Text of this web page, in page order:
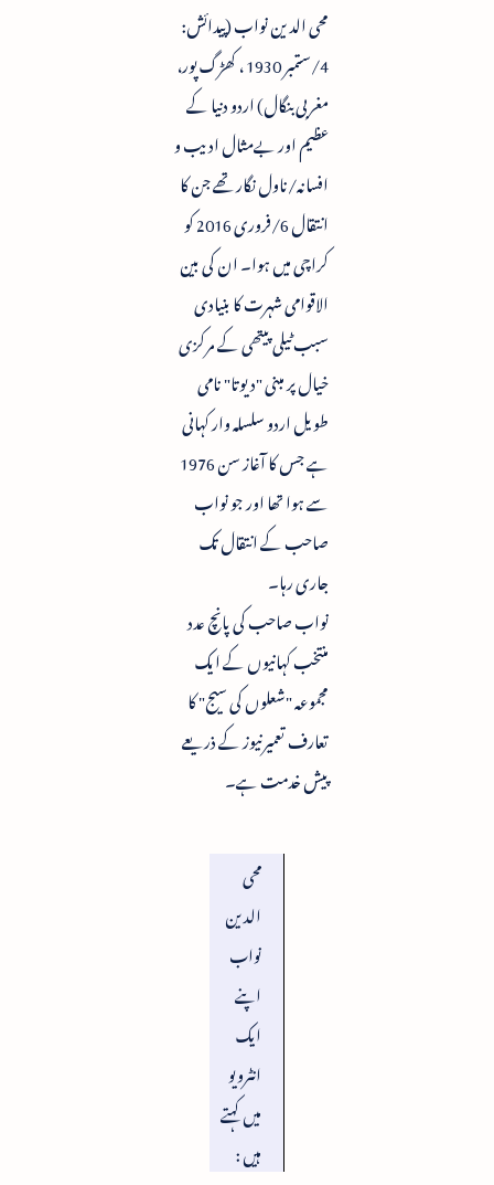
محی الدین نواب (پیدائش:
4/ستمبر 1930 ، کھڑگ پور،
مغربی بنگال) اردو دنیا کے
عظیم اور بےمثال ادیب و
افسانہ/ناول نگار تھے جن کا
انتقال 6/فروری 2016 کو
کراچی میں ہوا۔ ان کی بین
الاقوامی شہرت کا بنیادی
سبب ٹیلی پیتھی کے مرکزی
خیال پر مبنی "دیوتا" نامی
طویل اردو سلسلہ وار کہانی
ہے جس کا آغاز سن 1976
سے ہوا تھا اور جو نواب
صاحب کے انتقال تک
جاری رہا۔
نواب صاحب کی پانچ عدد
منتخب کہانیوں کے ایک
مجموعہ "شعلوں کی سیج" کا
تعارف تعمیرنیوز کے ذریعے
پیش خدمت ہے۔
محی
الدین
نواب
اپنے
ایک
انٹرویو
میں کہتے
ہیں :